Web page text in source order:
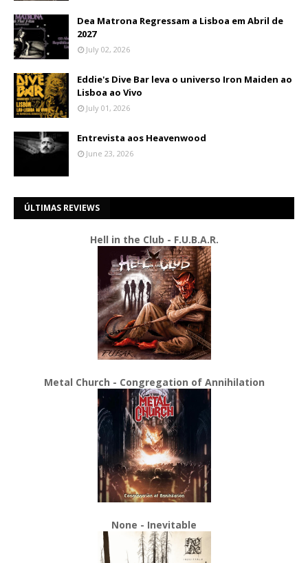
Dea Matrona Regressam a Lisboa em Abril de
2027
July 02, 2026
Eddie's Dive Bar leva o universo Iron Maiden ao
Lisboa ao Vivo
July 01, 2026
Entrevista aos Heavenwood
June 23, 2026
ÚLTIMAS REVIEWS
Hell in the Club - F.U.B.A.R.
Metal Church - Congregation of Annihilation
None - Inevitable